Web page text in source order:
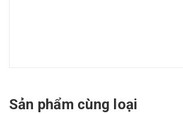
Sản phẩm cùng loại